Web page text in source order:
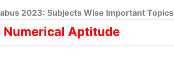
2023: Subjects Wise Important Topics
Numerical Aptitude